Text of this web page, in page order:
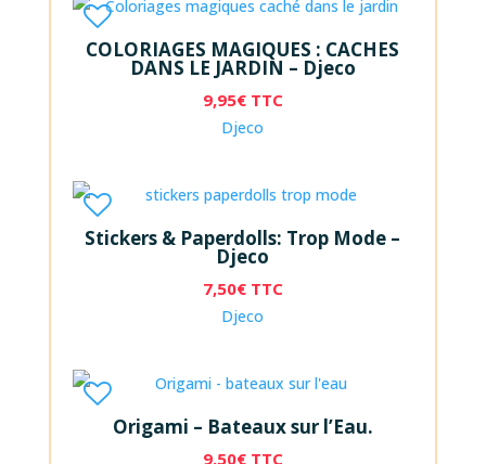
COLORIAGES MAGIQUES : CACHES
DANS LE JARDIN – Djeco
9,95€ TTC
Djeco
Stickers & Paperdolls: Trop Mode –
Djeco
7,50€ TTC
Djeco
Origami – Bateaux sur l’Eau.
9,50€ TTC